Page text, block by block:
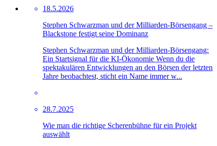
18.5.2026
Stephen Schwarzman und der Milliarden-Börsengang –
Blackstone festigt seine Dominanz
Stephen Schwarzman und der Milliarden-Börsengang:
Ein Startsignal für die KI-Ökonomie Wenn du die
spektakulären Entwicklungen an den Börsen der letzten
Jahre beobachtest, sticht ein Name immer w...
28.7.2025
Wie man die richtige Scherenbühne für ein Projekt
auswählt